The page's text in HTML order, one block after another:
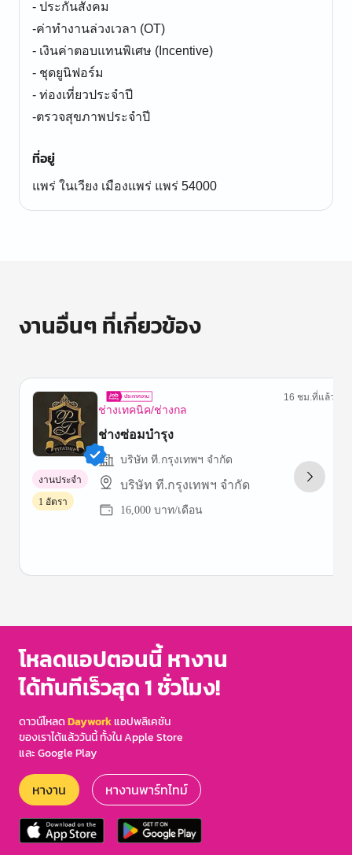
- ประกันสังคม
-ค่าทำงานล่วงเวลา (OT)
- เงินค่าตอบแทนพิเศษ (Incentive)
- ชุดยูนิฟอร์ม
- ท่องเที่ยวประจำปี
ที่อยู่
แพร่ ในเวียง เมืองแพร่ แพร่ 54000
งานอื่นๆ ที่เกี่ยวข้อง
ช่างเทคนิค/ช่างกล
16 ชม.ที่แล้ว
ช่างซ่อมบำรุง
บริษัท ที.กรุงเทพฯ จำกัด
บริษัท ที.กรุงเทพฯ จำกัด
16,000 บาท/เดือน
งานประจำ
1 อัตรา
of
โหลดแอปตอนนี้ หางาน
ได้ทันทีเร็วสุด 1 ชั่วโมง!
ดาวน์โหลดDayworkแอปพลิเคชัน
ของเราได้แล้ววันนี้ ทั้งใน Apple Store
และ Google Play
หางาน หางานพาร์ทไทม์